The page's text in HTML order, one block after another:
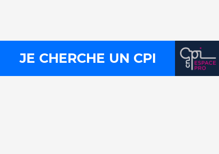
JE CHERCHE UN CPI